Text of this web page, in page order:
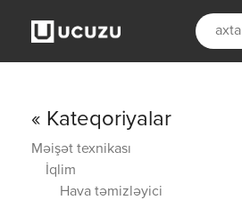
« Kateqoriyalar
Məişət texnikası
İqlim
Hava təmizləyici